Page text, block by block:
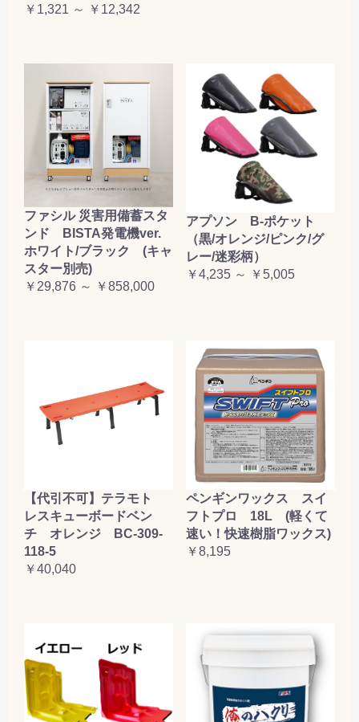
￥1,321 ～ ￥12,342
ファシル 災害用備蓄スタ
ンド BISTA発電機ver.
ホワイト/ブラック (キャ
スター別売)
￥29,876 ～ ￥858,000
アプソン B-ポケット
（黒/オレンジ/ピンク/グ
レー/迷彩柄）
￥4,235 ～ ￥5,005
【代引不可】テラモト
レスキューボードベン
チ オレンジ BC-309-
118-5
￥40,040
ペンギンワックス スイ
フトプロ 18L (軽くて
速い！快速樹脂ワックス)
￥8,195